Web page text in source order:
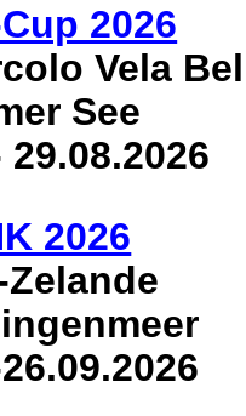
2026
Vela
See
29.08.2026
2026
Zelande